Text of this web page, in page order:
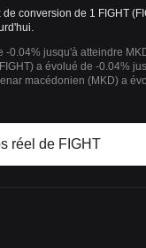
conversion de 1 FIGHT
-0.04% jusqu'à atteindre
a évolué de -0.04%
macédonien (MKD) a
réel de FIGHT